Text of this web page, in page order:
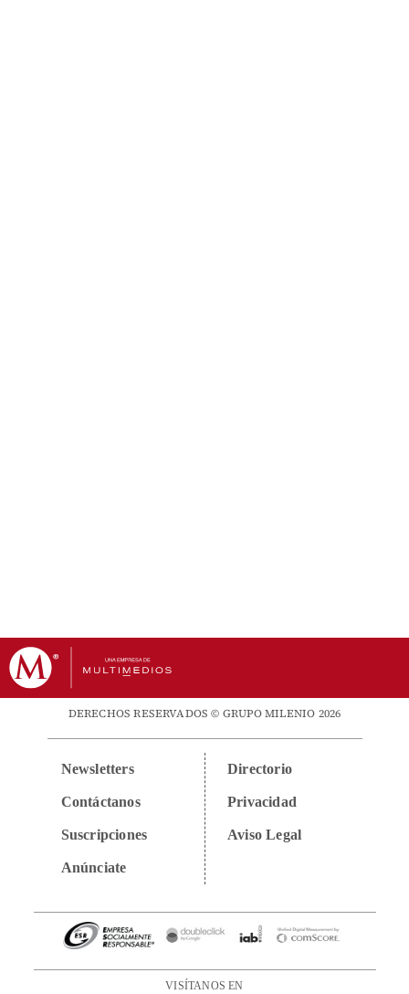
DERECHOS RESERVADOS © GRUPO MILENIO 2026
Newsletters
Contáctanos
Suscripciones
Anúnciate
Directorio
Privacidad
Aviso Legal
VISÍTANOS EN